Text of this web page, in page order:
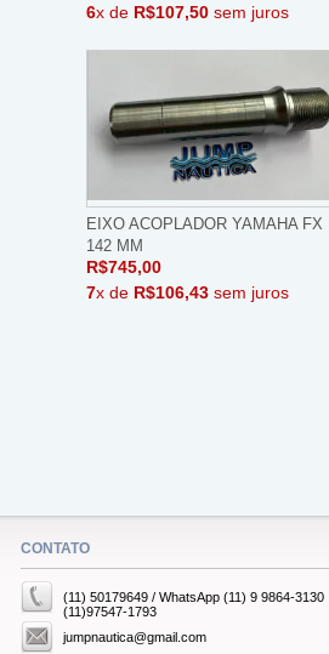
6x de R$107,50 sem juros
EIXO ACOPLADOR YAMAHA FX
142 MM
R$745,00
7x de R$106,43 sem juros
CONTATO
(11) 50179649 / WhatsApp (11) 9 9864-3130
(11)97547-1793
jumpnautica@gmail.com